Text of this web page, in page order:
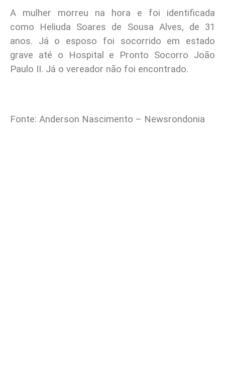
A mulher morreu na hora e foi identificada
como Heliuda Soares de Sousa Alves, de 31
anos. Já o esposo foi socorrido em estado
grave até o Hospital e Pronto Socorro João
Paulo II. Já o vereador não foi encontrado.
Fonte: Anderson Nascimento – Newsrondonia